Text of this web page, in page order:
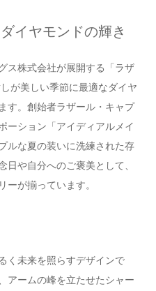
イヤモンドの輝き
ス株式会社が展開する「ラザ
が美しい季節に最適なダイヤ
す。創始者ラザール・キャプ
ーション「アイディアルメイ
ルな夏の装いに洗練された存
や自分へのご褒美として、
ーが揃っています。
く未来を照らすデザインで
アームの峰を立たせたシャー